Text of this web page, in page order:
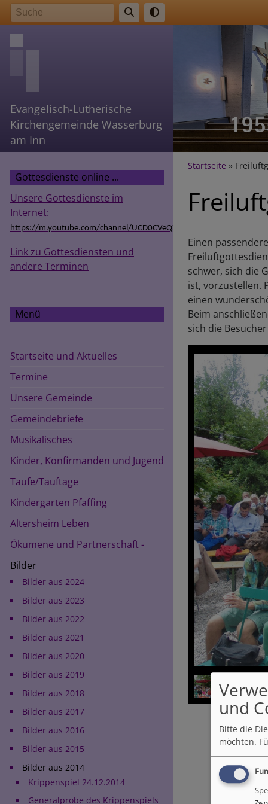
Direkt
zum
Inhalt
Evangelisch-Lutherische
Kirchengemeinde Wasserburg
am Inn
Gottesdienste online ...
Unsere Gottesdienste im
Internet:
https://m.youtube.com/channel/UCD0CVeQZSg9hODT9EIzv24Q
Link zu Gottesdiensten und
andere Terminen
Menü
Startseite und Aktuelles
Termine
Unsere Gemeinde
Gemeindebriefe
Musikalisches
Kinder, Konfirmanden und Jugend
Taufe/Tauftage
Kindergarten Pfaffing
Altersheim Leben
Ökumene und Partnerschaft -
Bilder
Bilder aus 2024
Bilder aus 2023
Bilder aus 2022
Bilder aus 2021
Bilder aus 2020
Bilder aus 2019
Bilder aus 2018
Bilder aus 2017
Bilder aus 2016
Bilder aus 2015
Bilder aus 2014
Krippenspiel 24.12.2014
Generalprobe des Krippenspiels
Startseite
Einen
schwer, sich die
ist, vorzustellen.
einen
Beim
sich die
und
Bitte die
möchten.